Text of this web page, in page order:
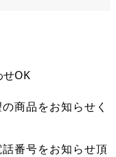
商品をお知らせく
番号をお知らせ頂